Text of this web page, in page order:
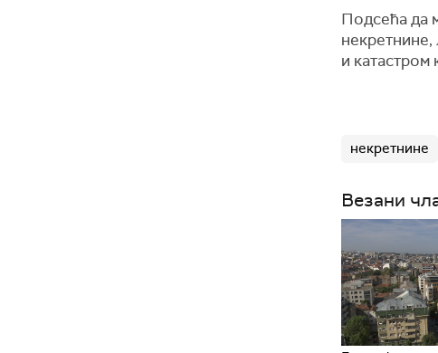
Подсећа да
и катастром
некретнине
Везани